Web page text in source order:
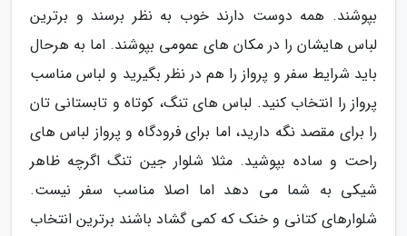
بپوشند. همه دوست دارند خوب به نظر برسند و برترین
لباس هایشان را در مکان های عمومی بپوشند. اما به هرحال
باید شرایط سفر و پرواز را هم در نظر بگیرید و لباس مناسب
پرواز را انتخاب کنید. لباس های تنگ، کوتاه و تابستانی تان
را برای مقصد نگه دارید، اما برای فرودگاه و پرواز لباس های
راحت و ساده بپوشید. مثلا شلوار جین تنگ اگرچه ظاهر
شیکی به شما می دهد اما اصلا مناسب سفر نیست.
شلوارهای کتانی و خنک که کمی گشاد باشند برترین انتخاب